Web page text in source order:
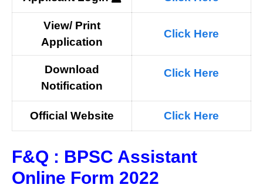
View/ Print
Application
Click Here
Download
Notification
Click Here
Official Website Click Here
F&Q : BPSC Assistant
Online Form 2022